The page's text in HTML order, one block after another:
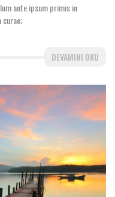
ante ipsum primis in
DEVAMINI OKU